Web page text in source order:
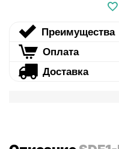
Преимущества
Оплата
Доставка